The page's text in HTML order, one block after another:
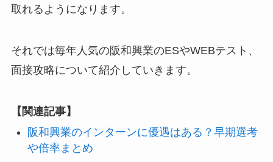
取れるようになります。
それでは毎年人気の阪和興業のESやWEBテスト、
面接攻略について紹介していきます。
【関連記事】
阪和興業のインターンに優遇はある？早期選考
や倍率まとめ